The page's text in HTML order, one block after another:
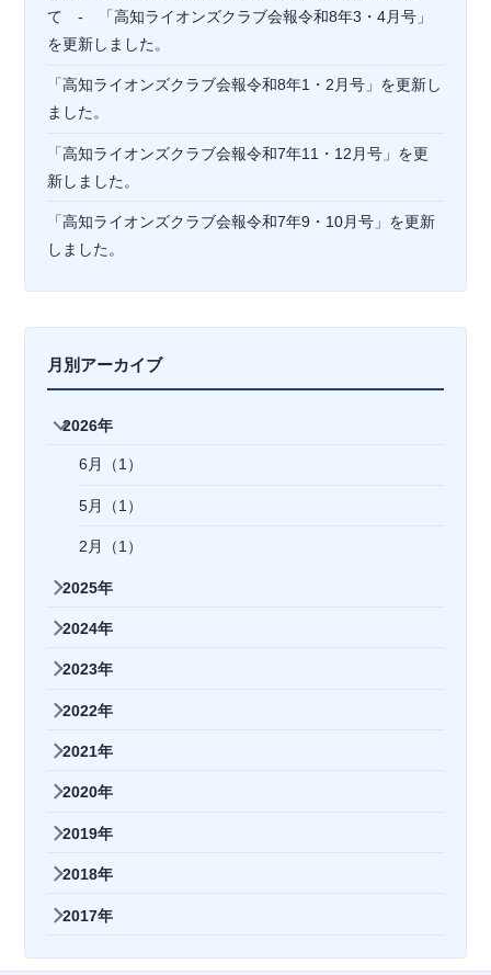
て - 「高知ライオンズクラブ会報令和8年3・4月号」
を更新しました。
「高知ライオンズクラブ会報令和8年1・2月号」を更新し
ました。
「高知ライオンズクラブ会報令和7年11・12月号」を更
新しました。
「高知ライオンズクラブ会報令和7年9・10月号」を更新
しました。
月別アーカイブ
2026年
6月（1）
5月（1）
2月（1）
2025年
2024年
2023年
2022年
2021年
2020年
2019年
2018年
2017年